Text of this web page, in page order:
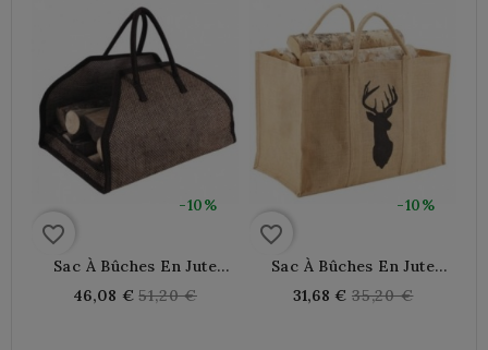
-10%
favorite_border
Sac À Bûches En Jute
Plastifiée
46,08 € Regular
51,20 €
-10%
favorite_border
Sac À Bûches En Jute
Plastifiée Avec Cerf
31,68 € Regular
35,20 €